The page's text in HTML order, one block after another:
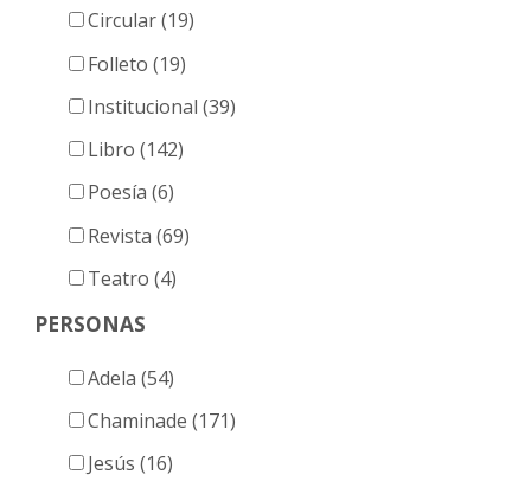
Circular (19)
Folleto (19)
Institucional (39)
Libro (142)
Poesía (6)
Revista (69)
Teatro (4)
PERSONAS
Adela (54)
Chaminade (171)
Jesús (16)